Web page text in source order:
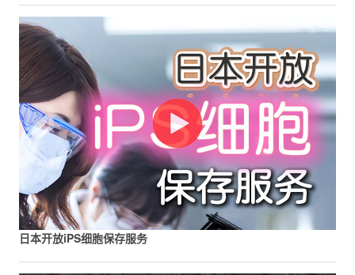
日本开放iPS细胞保存服务